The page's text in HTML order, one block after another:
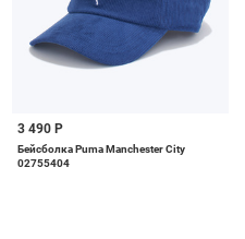
3 490 Р
Бейсболка Puma Manchester City
02755404